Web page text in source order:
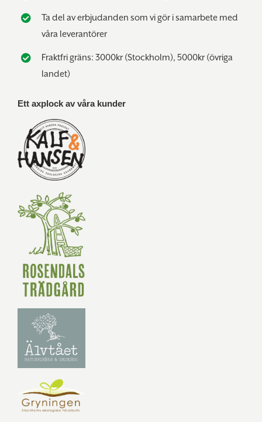
Ta del av erbjudanden som vi gör i samarbete med
våra leverantörer
Fraktfri gräns: 3000kr (Stockholm), 5000kr (övriga
landet)
Ett axplock av våra kunder